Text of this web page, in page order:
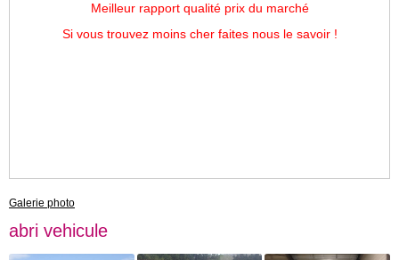
Meilleur rapport qualité prix du marché
Si vous trouvez moins cher faites nous le savoir !
Galerie photo
abri vehicule